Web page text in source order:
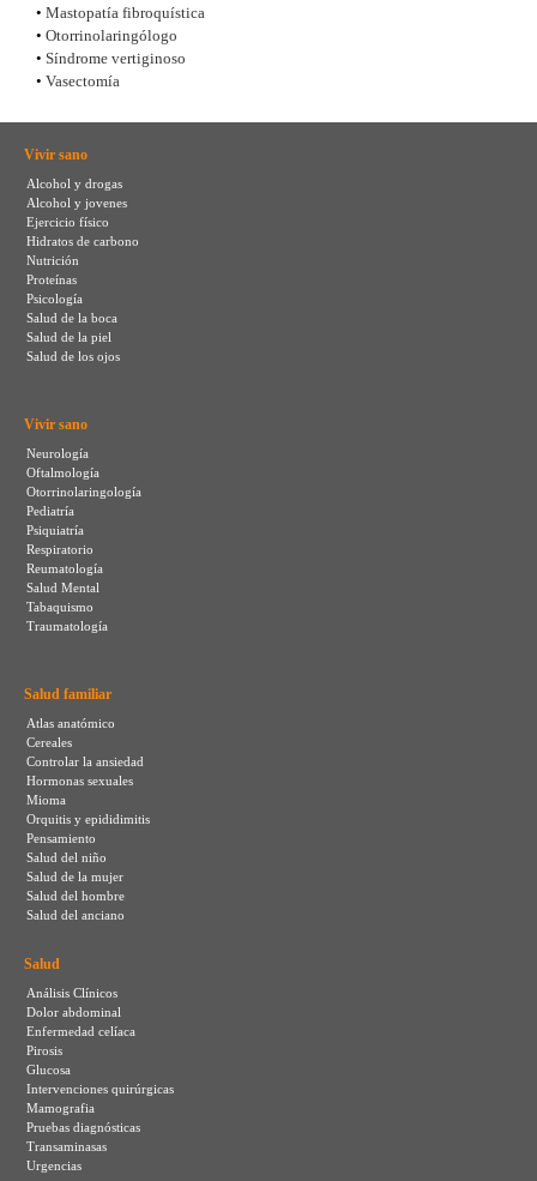
• Mastopatía fibroquística
• Otorrinolaringólogo
• Síndrome vertiginoso
• Vasectomía
Vivir sano
Alcohol y drogas
Alcohol y jovenes
Ejercicio físico
Hidratos de carbono
Nutrición
Proteínas
Psicología
Salud de la boca
Salud de la piel
Salud de los ojos
Vivir sano
Neurología
Oftalmología
Otorrinolaringología
Pediatría
Psiquiatría
Respiratorio
Reumatología
Salud Mental
Tabaquismo
Traumatología
Salud familiar
Atlas anatómico
Cereales
Controlar la ansiedad
Hormonas sexuales
Mioma
Orquitis y epididimitis
Pensamiento
Salud del niño
Salud de la mujer
Salud del hombre
Salud del anciano
Salud
Análisis Clínicos
Dolor abdominal
Enfermedad celíaca
Pirosis
Glucosa
Intervenciones quirúrgicas
Mamografia
Pruebas diagnósticas
Transaminasas
Urgencias